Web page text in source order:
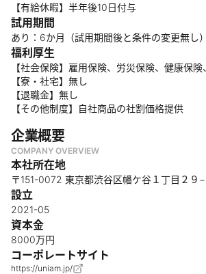
【有給休暇】半年後10日付与
試用期間
あり：6か月（試用期間後と条件の変更無し）
福利厚生
【社会保険】雇用保険、労災保険、健康保
【寮・社宅】無し
【退職金】無し
【その他制度】自社商品の社割価格提供
企業概要
COMPANY OVERVIEW
本社所在地
〒151-0072 東京都渋谷区幡ケ谷１丁目２
設立
2021-05
資本金
8000万円
コーポレートサイト
https://uniam.jp/